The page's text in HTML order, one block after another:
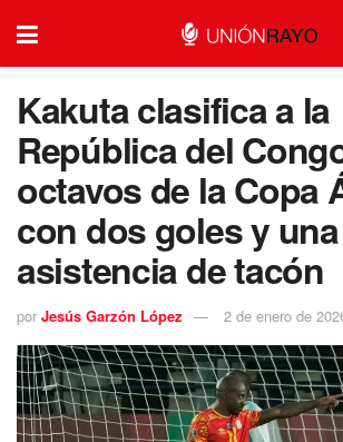
Kakuta clasifica a la
República del
octavos de la Copa
con dos goles y una
asistencia de tacón
por Jesús Garzón López 2 de enero de